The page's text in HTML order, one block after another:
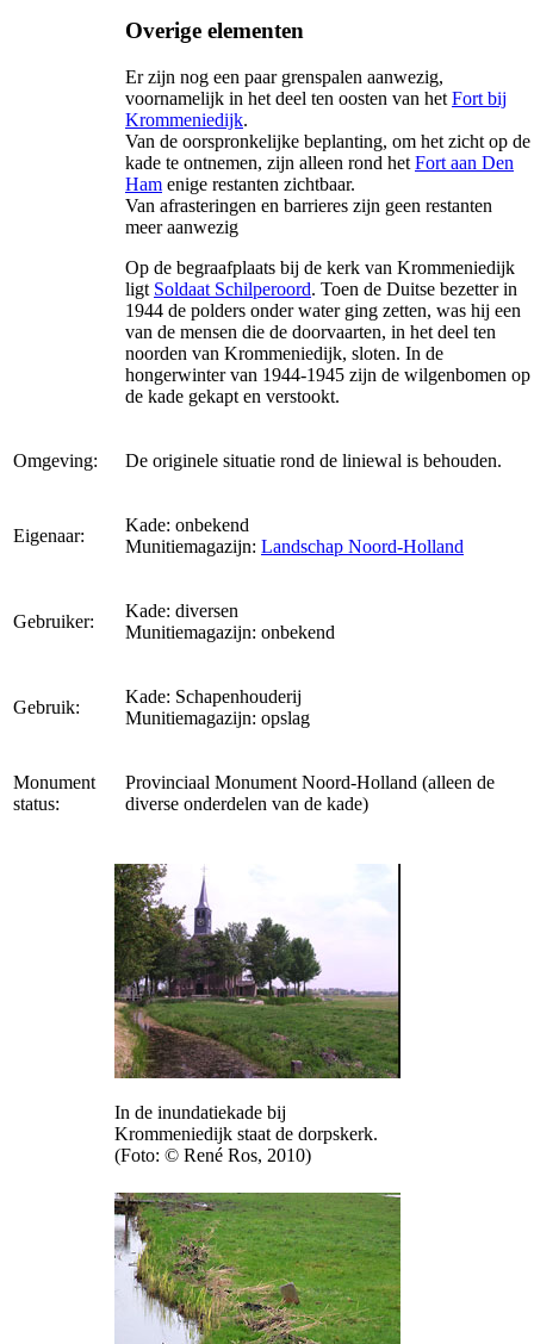
Overige elementen
Er zijn nog een paar grenspalen aanwezig,
voornamelijk in het deel ten oosten van het Fort bij
Krommeniedijk.
Van de oorspronkelijke beplanting, om het zicht op de
kade te ontnemen, zijn alleen rond het Fort aan Den
Ham enige restanten zichtbaar.
Van afrasteringen en barrieres zijn geen restanten
meer aanwezig
Op de begraafplaats bij de kerk van Krommeniedijk
ligt Soldaat Schilperoord. Toen de Duitse bezetter in
1944 de polders onder water ging zetten, was hij een
van de mensen die de doorvaarten, in het deel ten
noorden van Krommeniedijk, sloten. In de
hongerwinter van 1944-1945 zijn de wilgenbomen op
de kade gekapt en verstookt.
Omgeving: De originele situatie rond de liniewal is behouden.
Eigenaar:
Kade: onbekend
Munitiemagazijn: Landschap Noord-Holland
Gebruiker:
Kade: diversen
Munitiemagazijn: onbekend
Gebruik:
Kade: Schapenhouderij
Munitiemagazijn: opslag
Monument
status:
Provinciaal Monument Noord-Holland (alleen de
diverse onderdelen van de kade)
In de inundatiekade bij
Krommeniedijk staat de dorpskerk.
(Foto: © René Ros, 2010)